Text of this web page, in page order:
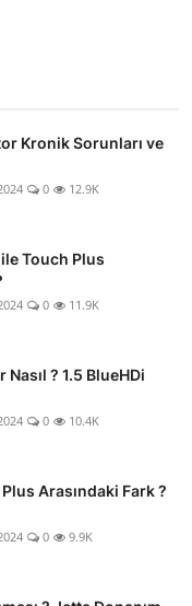
Kronik Sorunları ve
0 12.9K
Touch Plus
0 11.9K
? 1.5 BlueHDi
0 10.4K
Arasındaki Fark ?
0 9.9K